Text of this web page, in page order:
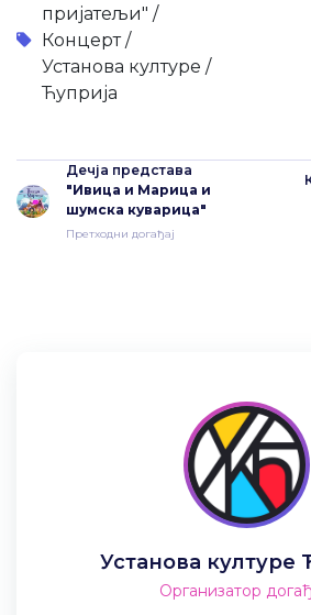
пријатељи" /
Концерт /
Установа културе /
Ћуприја
Дечја представа
"Ивица и Марица и
шумска куварица"
Претходни догађај
Установа културе
Организатор